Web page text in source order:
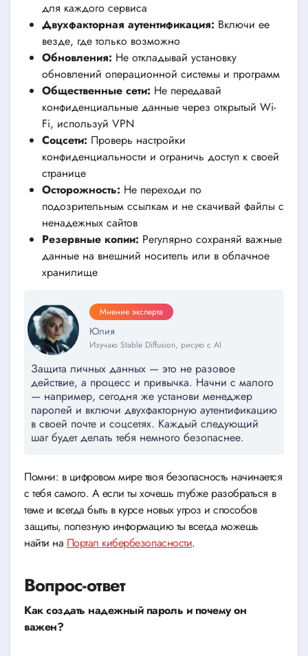
для каждого сервиса
Двухфакторная аутентификация: Включи ее
везде, где только возможно
Обновления: Не откладывай установку
обновлений операционной системы и программ
Общественные сети: Не передавай
конфиденциальные данные через открытый Wi-
Fi, используй VPN
Соцсети: Проверь настройки
конфиденциальности и ограничь доступ к своей
странице
Осторожность: Не переходи по
подозрительным ссылкам и не скачивай файлы с
ненадежных сайтов
Резервные копии: Регулярно сохраняй важные
данные на внешний носитель или в облачное
хранилище
Мнение эксперта
Юлия
Изучаю Stable Diffusion, рисую с AI
Защита личных данных — это не разовое
действие, а процесс и привычка. Начни с малого
— например, сегодня же установи менеджер
паролей и включи двухфакторную аутентификацию
в своей почте и соцсетях. Каждый следующий
шаг будет делать тебя немного безопаснее.
Помни: в цифровом мире твоя безопасность начинается
с тебя самого. А если ты хочешь глубже разобраться в
теме и всегда быть в курсе новых угроз и способов
защиты, полезную информацию ты всегда можешь
найти на Портал кибербезопасности.
Вопрос-ответ
Как создать надежный пароль и почему он
важен?